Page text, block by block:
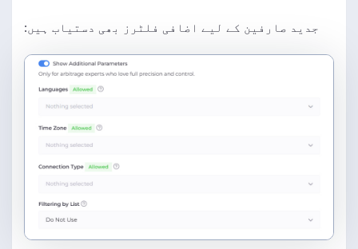
جدید صارفین کے لیے اضافی فلٹرز بھی دستیاب ہیں: